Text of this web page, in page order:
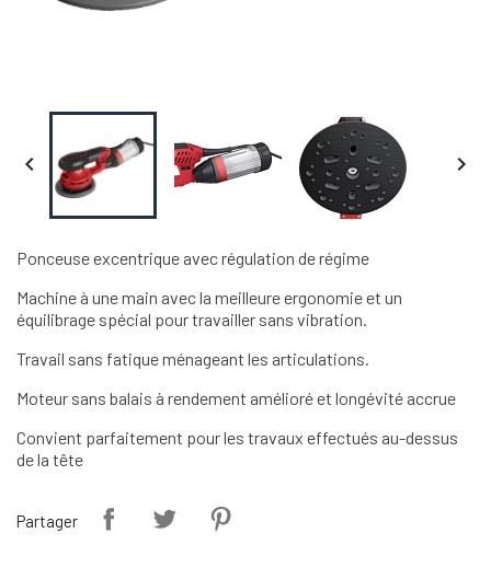
 
Ponceuse excentrique avec régulation de régime
Machine à une main avec la meilleure ergonomie et un
équilibrage spécial pour travailler sans vibration.
Travail sans fatique ménageant les articulations.
Moteur sans balais à rendement amélioré et longévité accrue
Convient parfaitement pour les travaux effectués au-dessus
de la tête
Partager